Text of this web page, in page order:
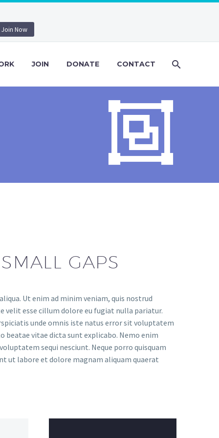
Join Now
JOIN DONATE CONTACT


GAPS
Ut enim ad minim veniam, quis nostrud
velit esse cillum dolore eu fugiat nulla pariatur.
unde omnis iste natus error sit voluptatem
vitae dicta sunt explicabo. Nemo enim
sequi nesciunt. Neque porro quisquam
ut labore et dolore magnam aliquam quaerat